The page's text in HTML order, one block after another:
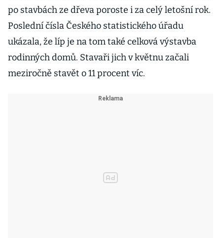
po stavbách ze dřeva poroste i za celý letošní rok.
Poslední čísla Českého statistického úřadu
ukázala, že líp je na tom také celková výstavba
rodinných domů. Stavaři jich v květnu začali
meziročně stavět o 11 procent víc.